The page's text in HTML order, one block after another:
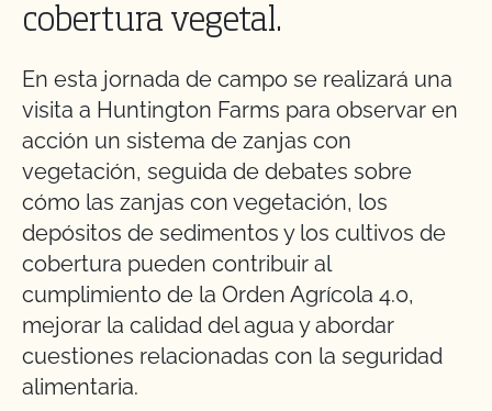
cobertura vegetal.
En esta jornada de campo se realizará una
visita a Huntington Farms para observar en
acción un sistema de zanjas con
vegetación, seguida de debates sobre
cómo las zanjas con vegetación, los
depósitos de sedimentos y los cultivos de
cobertura pueden contribuir al
cumplimiento de la Orden Agrícola 4.0,
mejorar la calidad del agua y abordar
cuestiones relacionadas con la seguridad
alimentaria.